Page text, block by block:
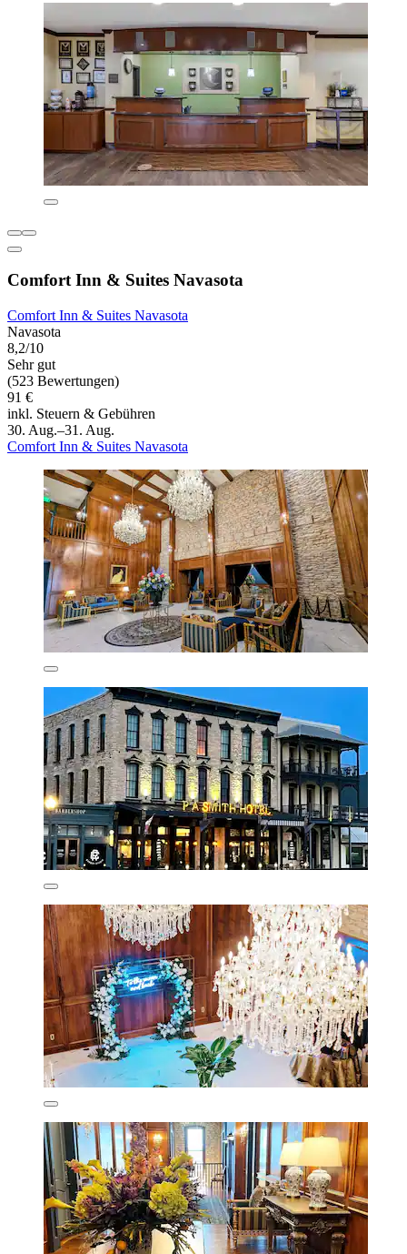
Comfort Inn & Suites Navasota
Comfort Inn & Suites Navasota
Navasota
8,2/10
Sehr gut
(523 Bewertungen)
91 €
inkl. Steuern & Gebühren
30. Aug.–31. Aug.
Comfort Inn & Suites Navasota